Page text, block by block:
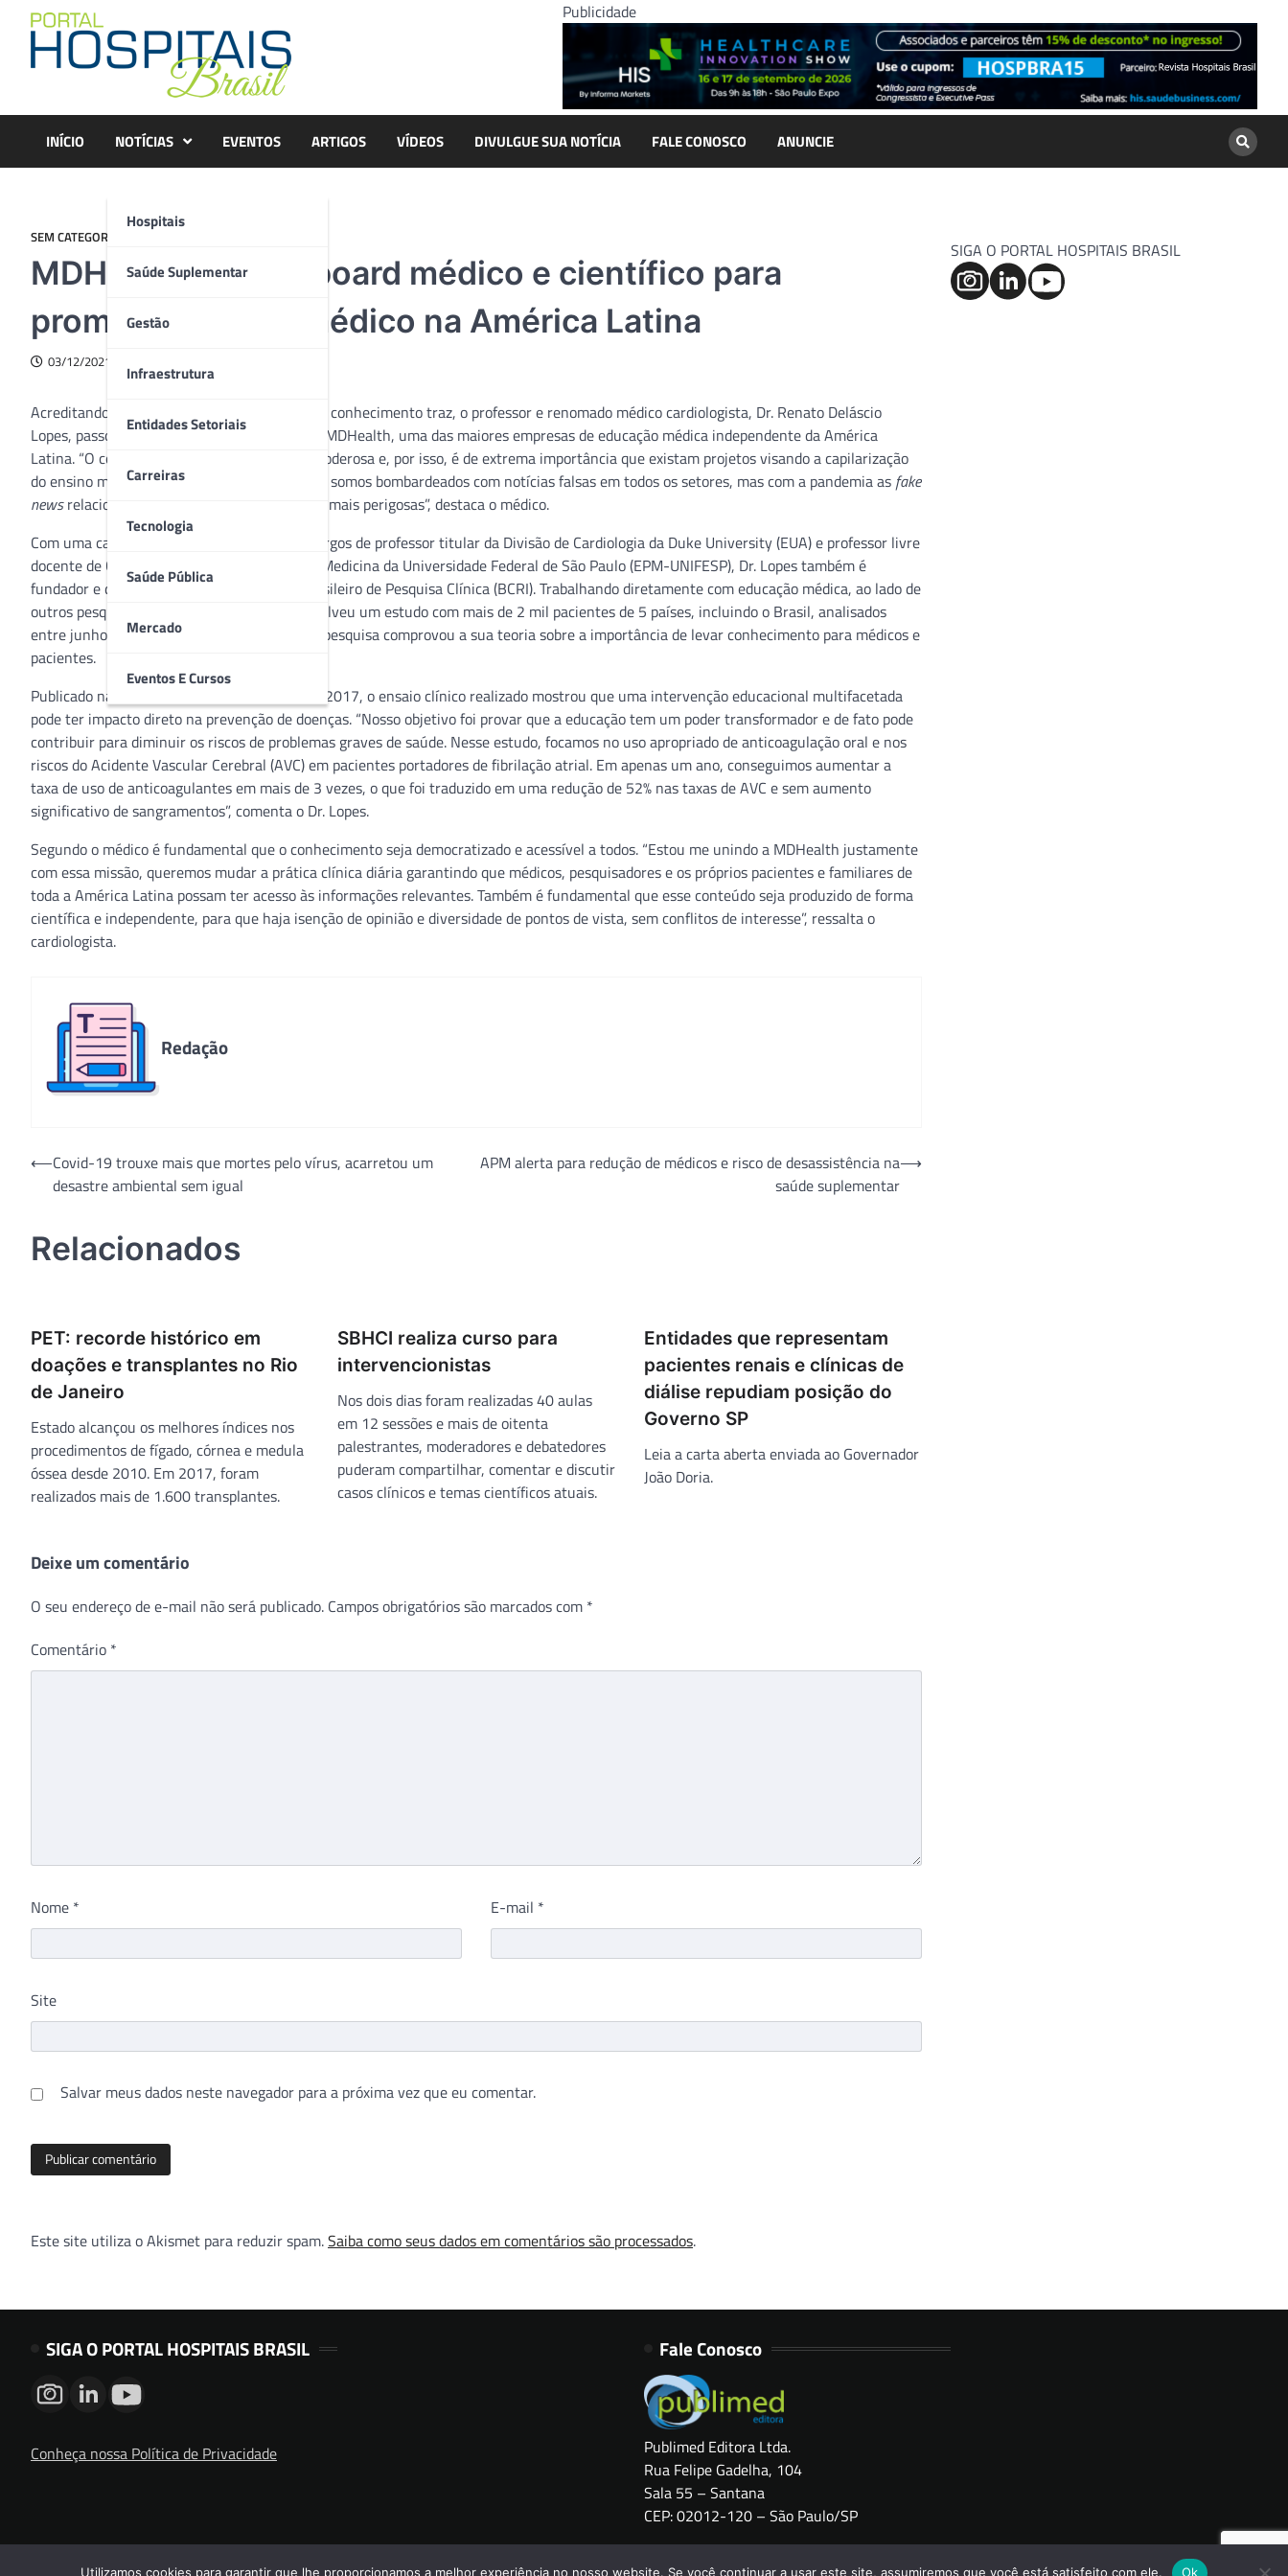
content
Publicidade
INÍCIO NOTÍCIAS
Hospitais
Saúde Suplementar
Gestão
Infraestrutura
Entidades Setoriais
Carreiras
Tecnologia
Saúde Pública
Mercado
Eventos E Cursos
EVENTOS ARTIGOS VÍDEOS DIVULGUE SUA NOTÍCIA FALE CONOSCO ANUNCIE
SEM CATEGORIA
MDHealth reforça board médico e científico para
promover ensino médico na América Latina
03/12/2021
Acreditando no poder de transformação que o conhecimento traz, o professor e renomado médico cardiologista, Dr. Renato Deláscio
Lopes, passou a integrar o Comitê Técnico da MDHealth, uma das maiores empresas de educação médica independente da América
Latina. “O conhecimento é uma ferramenta poderosa e, por isso, é de extrema importância que existam projetos visando a capilarização
do ensino médico independente. Todos os dias somos bombardeados com notícias falsas em todos os setores, mas com a pandemia as fake
newsrelacionadas à saúde se tornaram ainda mais perigosas”, destaca o médico.
Com uma carreira de sucesso que inclui os cargos de professor titular da Divisão de Cardiologia da Duke University (EUA) e professor livre
docente de Cardiologia da Escola Paulista de Medicina da Universidade Federal de São Paulo (EPM-UNIFESP), Dr. Lopes também é
fundador e diretor-executivo do Instituto Brasileiro de Pesquisa Clínica (BCRI). Trabalhando diretamente com educação médica, ao lado de
outros pesquisadores, o cardiologista desenvolveu um estudo com mais de 2 mil pacientes de 5 países, incluindo o Brasil, analisados
entre junho de 2014 e novembro de 2016. A pesquisa comprovou a sua teoria sobre a importância de levar conhecimento para médicos e
pacientes.
Publicado na revista científica
em 2017, o ensaio clínico realizado mostrou que uma intervenção educacional multifacetada
pode ter impacto direto na prevenção de doenças. “Nosso objetivo foi provar que a educação tem um poder transformador e de fato pode
contribuir para diminuir os riscos de problemas graves de saúde. Nesse estudo, focamos no uso apropriado de anticoagulação oral e nos
riscos do Acidente Vascular Cerebral (AVC) em pacientes portadores de fibrilação atrial. Em apenas um ano, conseguimos aumentar a
taxa de uso de anticoagulantes em mais de 3 vezes, o que foi traduzido em uma redução de 52% nas taxas de AVC e sem aumento
significativo de sangramentos”, comenta o Dr. Lopes.
Segundo o médico é fundamental que o conhecimento seja democratizado e acessível a todos. “Estou me unindo a MDHealth justamente
com essa missão, queremos mudar a prática clínica diária garantindo que médicos, pesquisadores e os próprios pacientes e familiares de
toda a América Latina possam ter acesso às informações relevantes. Também é fundamental que esse conteúdo seja produzido de forma
científica e independente, para que haja isenção de opinião e diversidade de pontos de vista, sem conflitos de interesse”, ressalta o
cardiologista.
Redação
Navegação
⟵Covid-19 trouxe mais que mortes pelo vírus, acarretou um
desastre ambiental sem igual
APM alerta para redução de médicos e risco de desassistência na
saúde suplementar
⟶
Relacionados
PET: recorde histórico em
doações e transplantes no Rio
de Janeiro
Estado alcançou os melhores índices nos
procedimentos de fígado, córnea e medula
óssea desde 2010. Em 2017, foram
realizados mais de 1.600 transplantes.
SBHCI realiza curso para
intervencionistas
Nos dois dias foram realizadas 40 aulas
em 12 sessões e mais de oitenta
palestrantes, moderadores e debatedores
puderam compartilhar, comentar e discutir
casos clínicos e temas científicos atuais.
Entidades que representam
pacientes renais e clínicas de
diálise repudiam posição do
Governo SP
Leia a carta aberta enviada ao Governador
João Doria.
Deixe um comentário
O seu endereço de e-mail não será publicado. Campos obrigatórios são marcados com *
Comentário *
Nome * E-mail *
Site
Salvar meus dados neste navegador para a próxima vez que eu comentar.
Este site utiliza o Akismet para reduzir spam.Saiba como seus dados em comentários são processados.
SIGA O PORTAL HOSPITAIS BRASIL
SIGA O PORTAL HOSPITAIS BRASIL
Conheça nossa Política de Privacidade
Fale Conosco
Publimed Editora Ltda.
Rua Felipe Gadelha, 104
Sala 55 – Santana
CEP: 02012-120 – São Paulo/SP
Utilizamos cookies para garantir que lhe proporcionamos a melhor experiência no nosso website. Se você continuar a usar este site, assumiremos que você está satisfeito com ele. Ok